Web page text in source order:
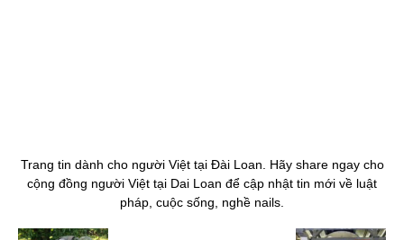
Trang tin dành cho người Việt tại Đài Loan. Hãy share ngay cho
cộng đồng người Việt tại Dai Loan để cập nhật tin mới về luật
pháp, cuộc sống, nghề nails.